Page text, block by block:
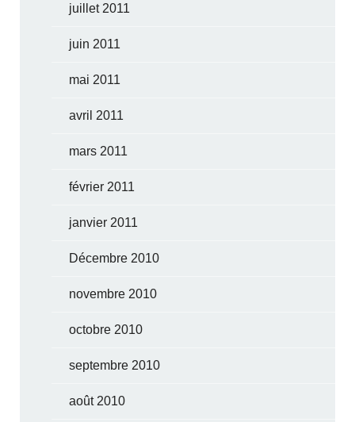
juillet 2011
juin 2011
mai 2011
avril 2011
mars 2011
février 2011
janvier 2011
Décembre 2010
novembre 2010
octobre 2010
septembre 2010
août 2010